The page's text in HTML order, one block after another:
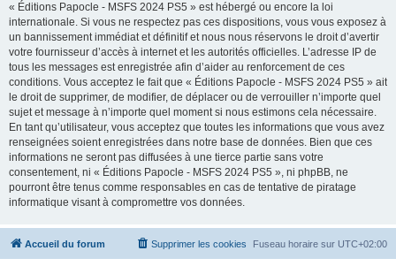
« Éditions Papocle - MSFS 2024 PS5 » est hébergé ou encore la loi
internationale. Si vous ne respectez pas ces dispositions, vous vous exposez à
un bannissement immédiat et définitif et nous nous réservons le droit d’avertir
votre fournisseur d’accès à internet et les autorités officielles. L’adresse IP de
tous les messages est enregistrée afin d’aider au renforcement de ces
conditions. Vous acceptez le fait que « Éditions Papocle - MSFS 2024 PS5 » ait
le droit de supprimer, de modifier, de déplacer ou de verrouiller n’importe quel
sujet et message à n’importe quel moment si nous estimons cela nécessaire.
En tant qu’utilisateur, vous acceptez que toutes les informations que vous avez
renseignées soient enregistrées dans notre base de données. Bien que ces
informations ne seront pas diffusées à une tierce partie sans votre
consentement, ni « Éditions Papocle - MSFS 2024 PS5 », ni phpBB, ne
pourront être tenus comme responsables en cas de tentative de piratage
informatique visant à compromettre vos données.
Accueil du forum Fuseau horaire sur UTC+02:00
Supprimer les cookies